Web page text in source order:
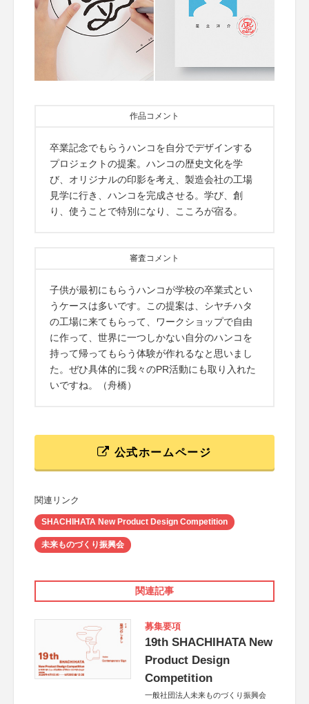
作品コメント
卒業記念でもらうハンコを自分でデザインする
プロジェクトの提案。ハンコの歴史文化を学
び、オリジナルの印影を考え、製造会社の工場
見学に行き、ハンコを完成させる。学び、創
り、使うことで特別になり、こころが宿る。
審査コメント
子供が最初にもらうハンコが学校の卒業式とい
うケースは多いです。この提案は、シヤチハタ
の工場に来てもらって、ワークショップで自由
に作って、世界に一つしかない自分のハンコを
持って帰ってもらう体験が作れるなと思いまし
た。ぜひ具体的に我々のPR活動にも取り入れた
いですね。（舟橋）
公式ホームページ
関連リンク
SHACHIHATA New Product Design Competition
未来ものづくり振興会
関連記事
募集要項
19th SHACHIHATA New
Product Design
Competition
一般社団法人未来ものづくり振興会